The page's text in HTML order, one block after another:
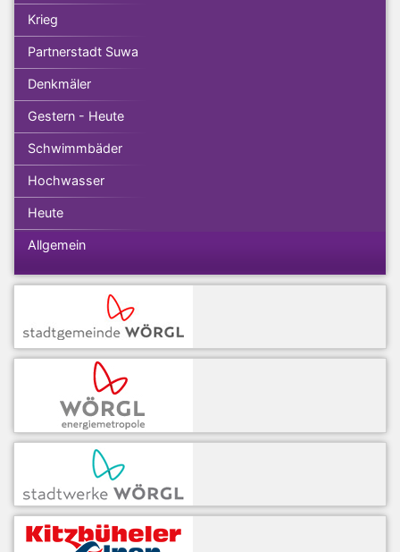
Krieg
Partnerstadt Suwa
Denkmäler
Gestern - Heute
Schwimmbäder
Hochwasser
Heute
Allgemein